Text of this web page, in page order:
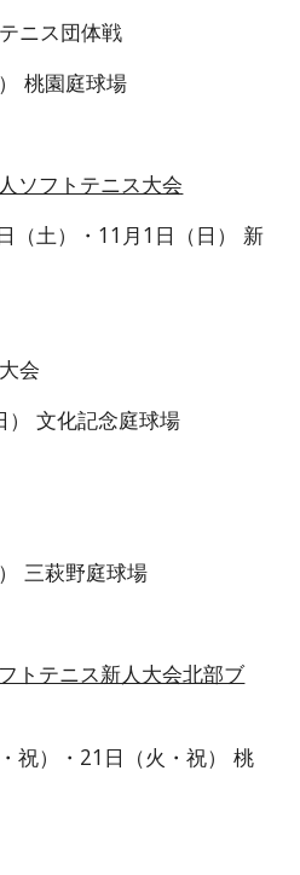
ニス団体戦
桃園庭球場
ソフトテニス大会
（土）・11月1日（日） 新
会
文化記念庭球場
三萩野庭球場
トテニス新人大会北部ブ
祝）・21日（火・祝） 桃